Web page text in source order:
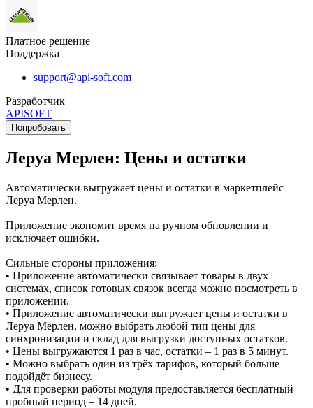
Платное решение
Поддержка
support@api-soft.com
Разработчик
APISOFT
Попробовать
Леруа Мерлен: Цены и остатки
Автоматически выгружает цены и остатки в маркетплейс
Леруа Мерлен.
Приложение экономит время на ручном обновлении и
исключает ошибки.
Сильные стороны приложения:
• Приложение автоматически связывает товары в двух
системах, список готовых связок всегда можно посмотреть в
приложении.
• Приложение автоматически выгружает цены и остатки в
Леруа Мерлен, можно выбрать любой тип цены для
синхронизации и склад для выгрузки доступных остатков.
• Цены выгружаются 1 раз в час, остатки – 1 раз в 5 минут.
• Можно выбрать один из трёх тарифов, который больше
подойдёт бизнесу.
• Для проверки работы модуля предоставляется бесплатный
пробный период – 14 дней.